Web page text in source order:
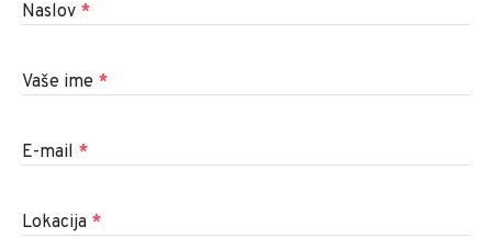
Naslov *
Vaše ime *
E-mail *
Lokacija *